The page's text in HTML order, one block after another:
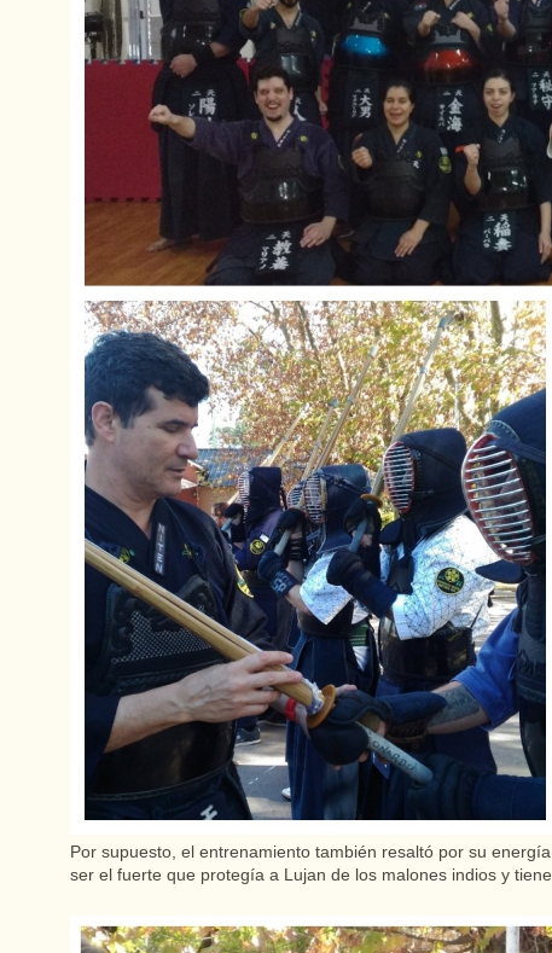
Por supuesto, el entrenamiento también resaltó por su
ser el fuerte que protegía a Lujan de los malones indios y